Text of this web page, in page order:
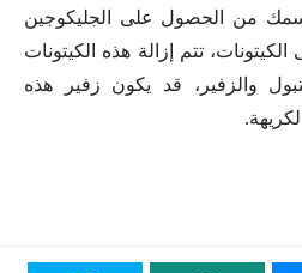
جسمك من الحصول على الجليكوجين
تتم إزالة هذه الكيتونات
والزفير، قد يكون زفير هذه